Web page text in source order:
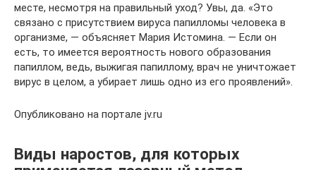
месте, несмотря на правильный уход? Увы, да. «Это
связано с присутствием вируса папилломы человека в
организме, — объясняет Мария Истомина. — Если он
есть, то имеется вероятность нового образования
папиллом, ведь, выжигая папиллому, врач не уничтожает
вирус в целом, а убирает лишь одно из его проявлений».
Опубликовано на портале jv.ru
Виды наростов, для которых